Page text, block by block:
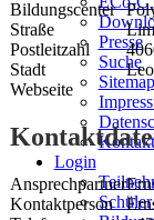
Presse
Suche
Sitemap
Kontakt
Login
Bildungscenter
Straße
Postleitzahl
Stadt
Webseite
Ansprechpartner
Kontaktperson